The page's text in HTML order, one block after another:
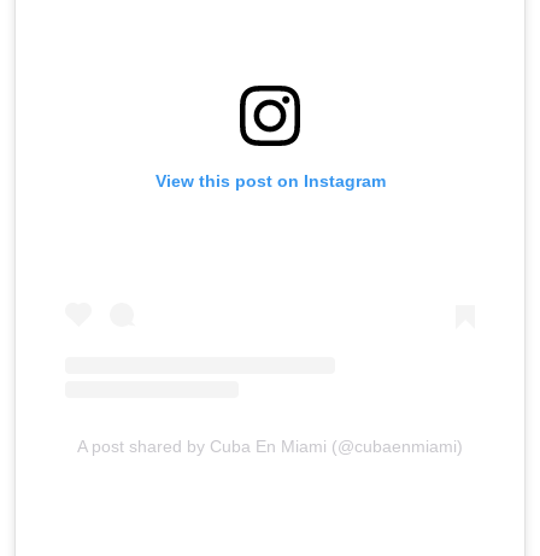
View this post on Instagram
A post shared by Cuba En Miami (@cubaenmiami)